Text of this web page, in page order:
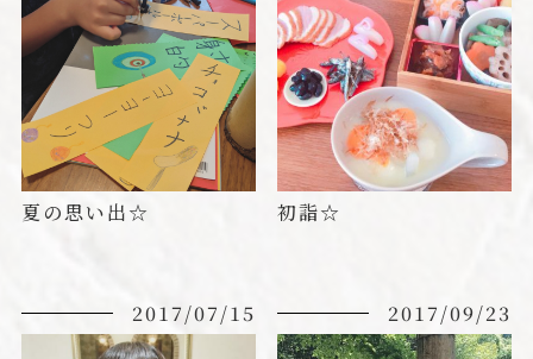
夏の思い出☆ 初詣☆
2017/07/15 2017/09/23